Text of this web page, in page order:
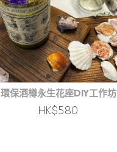
環保酒樽永生花座DIY工作坊
HK$580